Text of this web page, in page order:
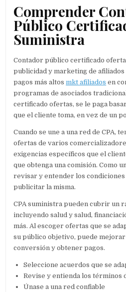
Comprender
Público
Suministra
Contador público certificado
publicidad y marketing de
pagos más altosmkt afiliados en
programas de asociados
certificado ofertas, se le paga
que el cliente toma, en vez de un
Cuando se une a una red de CPA,
ofertas de varios
exigencias específicos que el
que obtenga una comisión. Como
revisar y entender los condiciones
publicitar la misma.
CPA suministra pueden cubrir un
incluyendo salud y salud,
más. Al escoger ofertas que se
su público objetivo, puede
conversión y obtener pagos.
Seleccione acuerdos que se
Revise y entienda los términos
Únase a una red confiable